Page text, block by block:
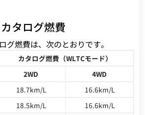
タログ燃費
グ燃費は、次のとおりです。
カタログ燃費（WLTCモード）
2WD
4WD
18.7km/L
16.6km/L
18.5km/L
16.6km/L